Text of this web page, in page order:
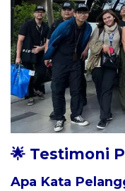
🌟 Testimoni
Apa Kata